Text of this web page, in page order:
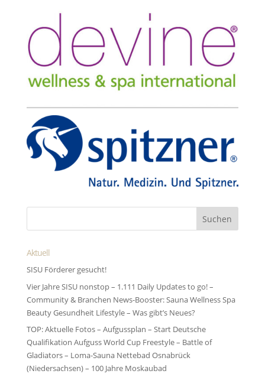
Aktuell
SISU Förderer gesucht!
Vier Jahre SISU nonstop – 1.111 Daily Updates to go! –
Community & Branchen News-Booster: Sauna Wellness Spa
Beauty Gesundheit Lifestyle – Was gibt’s Neues?
TOP: Aktuelle Fotos – Aufgussplan – Start Deutsche
Qualifikation Aufguss World Cup Freestyle – Battle of
Gladiators – Loma-Sauna Nettebad Osnabrück
(Niedersachsen) – 100 Jahre Moskaubad